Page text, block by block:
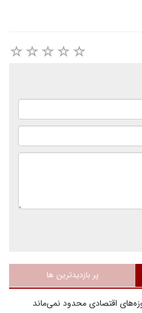
پر بازدیدترین ها
اقتصادی محدود نمی‌ماند